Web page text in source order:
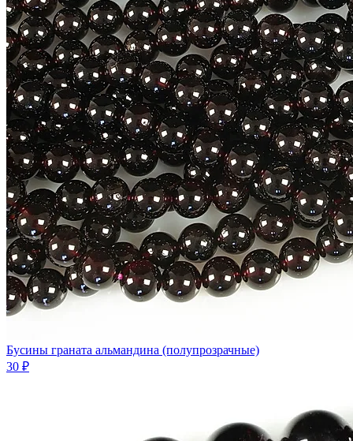
Бусины граната альмандина (полупрозрачные)
30 ₽